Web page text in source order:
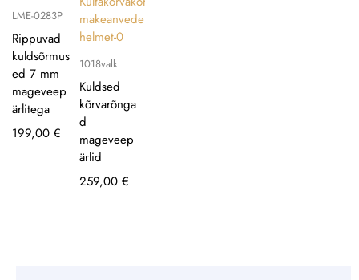
LME-0283P
Rippuvad
kuldsõrmus
ed 7 mm
mageveep
ärlitega
199,00 €
1018valk
Kuldsed
kõrvarõnga
d
mageveep
ärlid
259,00 €